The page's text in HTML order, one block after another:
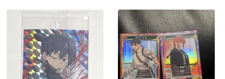
ーレア